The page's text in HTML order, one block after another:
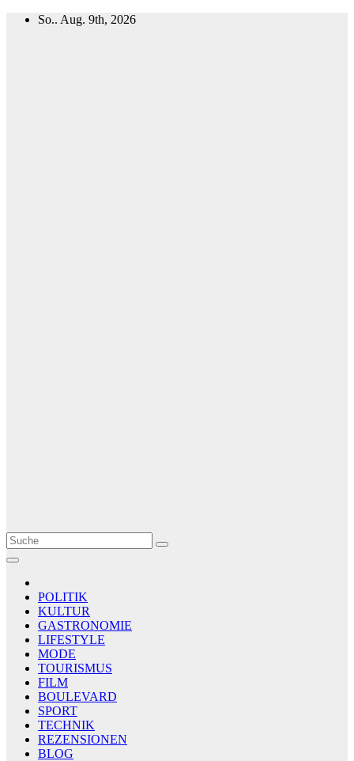
Zum
So.. Aug. 9th, 2026
Le Matin
AGENCE DE PRESSE
POLITIK
KULTUR
GASTRONOMIE
LIFESTYLE
MODE
TOURISMUS
FILM
BOULEVARD
SPORT
TECHNIK
REZENSIONEN
BLOG